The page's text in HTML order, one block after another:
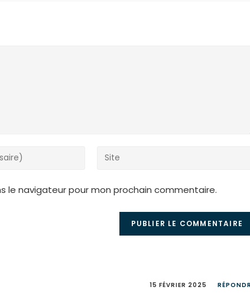
Saisir
votre
(facultatif)
le navigateur pour mon prochain commentaire.
15 FÉVRIER 2025